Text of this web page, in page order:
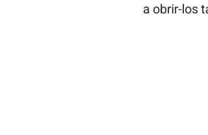
a obrir-los